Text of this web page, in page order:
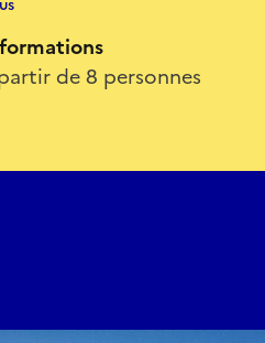
les élans, les tensions, les
photographies.
pas : l’épaisseur intime
de 8 personnes